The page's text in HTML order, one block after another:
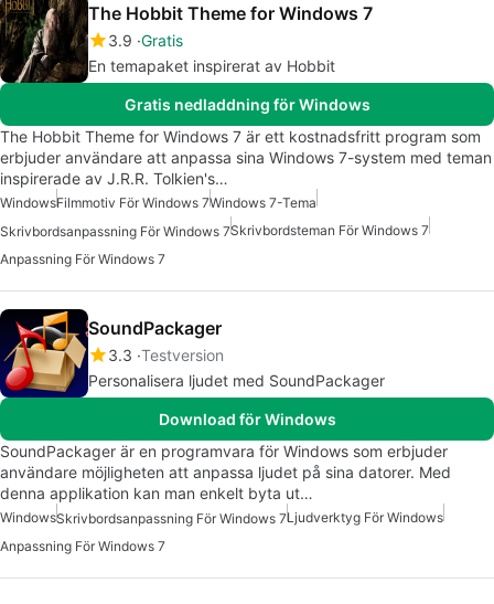
The Hobbit Theme for Windows 7
3.9 Gratis
En temapaket inspirerat av Hobbit
Gratis nedladdning för Windows
The Hobbit Theme for Windows 7 är ett kostnadsfritt program som
erbjuder användare att anpassa sina Windows 7-system med teman
inspirerade av J.R.R. Tolkien's…
WindowsFilmmotiv För Windows 7Windows 7-Tema
Skrivbordsanpassning För Windows 7Skrivbordsteman För Windows 7
Anpassning För Windows 7
SoundPackager
3.3 Testversion
Personalisera ljudet med SoundPackager
Download för Windows
SoundPackager är en programvara för Windows som erbjuder
användare möjligheten att anpassa ljudet på sina datorer. Med
denna applikation kan man enkelt byta ut…
WindowsSkrivbordsanpassning För Windows 7Ljudverktyg För Windows
Anpassning För Windows 7